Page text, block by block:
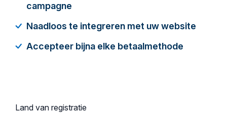
campagne
Naadloos te integreren met uw website
Accepteer bijna elke betaalmethode
Land van registratie